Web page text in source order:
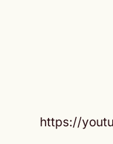
https://